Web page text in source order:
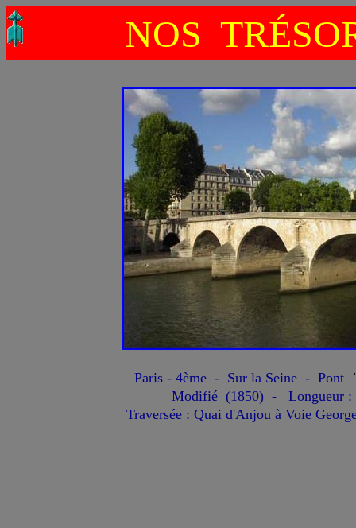
NOS
Paris - 4ème - Sur la Seine - Pont
Modifié (1850) - Longueur :
Traversée : Quai d'Anjou à Voie